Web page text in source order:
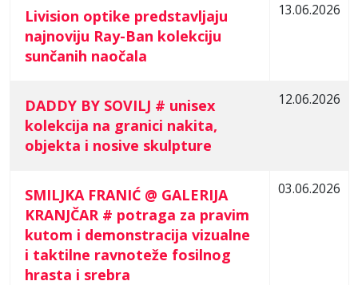
Livision optike predstavljaju
najnoviju Ray-Ban kolekciju
sunčanih naočala
13.06.2026
DADDY BY SOVILJ # unisex
kolekcija na granici nakita,
objekta i nosive skulpture
12.06.2026
SMILJKA FRANIĆ @ GALERIJA
KRANJČAR # potraga za pravim
kutom i demonstracija vizualne
i taktilne ravnoteže fosilnog
hrasta i srebra
03.06.2026